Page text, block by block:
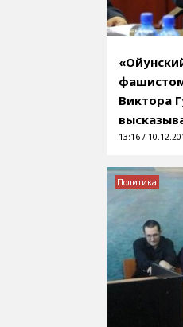
Виктора
13:16 /
Политика